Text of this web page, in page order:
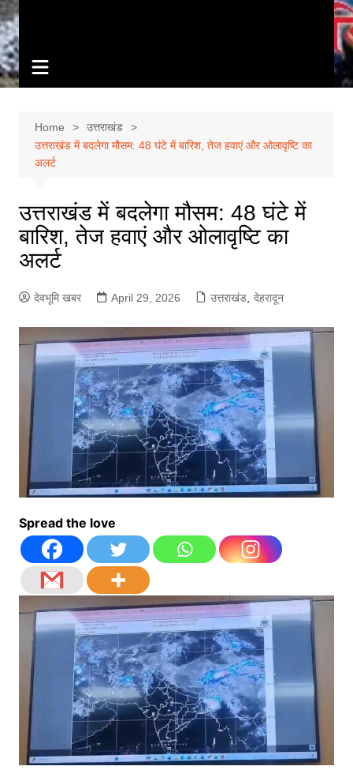
Home
उत्तराखंड
उत्तराखंड में बदलेगा मौसम: 48 घंटे में बारिश, तेज हवाएं और ओलावृष्टि का
अलर्ट
उत्तराखंड में बदलेगा मौसम: 48 घंटे में
बारिश, तेज हवाएं और ओलावृष्टि का
अलर्ट
देवभूमि खबर April 29, 2026 उत्तराखंड, देहरादून
Spread the love